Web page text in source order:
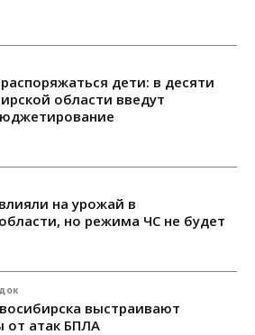
дети: в десяти
области введут
на урожай в
но режима ЧС не будет
выстраивают
от атак БПЛА